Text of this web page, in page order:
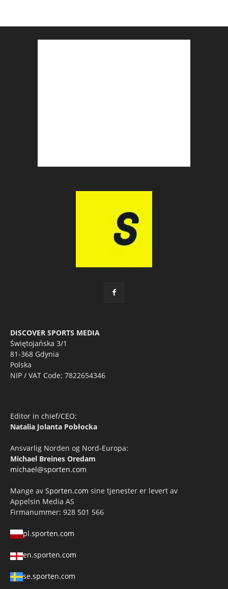
DISCOVER SPORTS MEDIA
Świętojańska 3/1
81-368 Gdynia
Polska
NIP / VAT Code: 7822654346
Editor in chief/CEO:
Natalia Jolanta Pobłocka
Ansvarlig Norden og Nord-Europa:
Michael Breines Oredam
michael@sporten.com
Mange av Sporten.com sine tjenester er levert av
Appelsin Media AS
Firmanummer: 928 501 566
pl.sporten.com
en.sporten.com
se.sporten.com